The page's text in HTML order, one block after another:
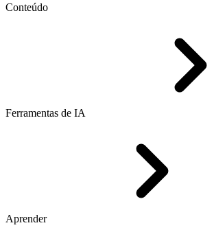
Conteúdo
Ferramentas de IA
Aprender